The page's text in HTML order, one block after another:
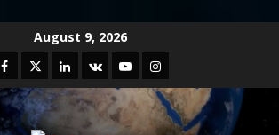
August 9, 2026
Facebook
TwitterLinkedin
VK YoutubeInstagram